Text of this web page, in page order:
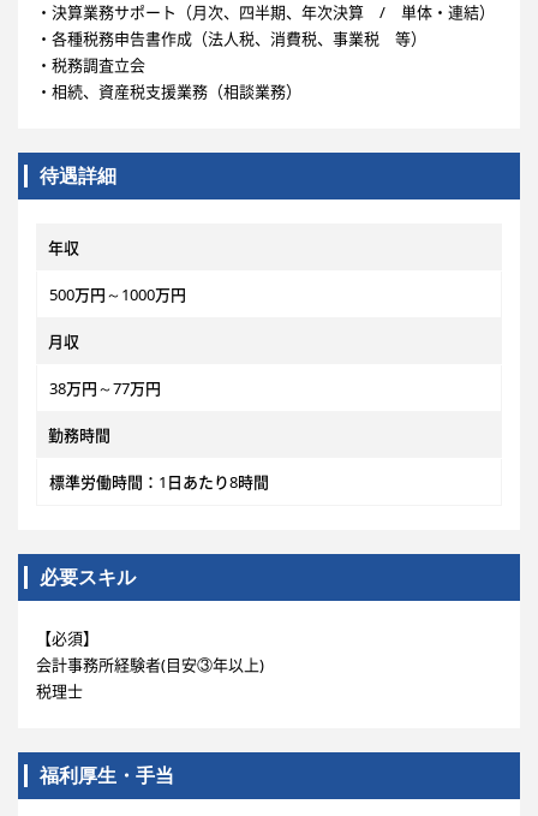
・決算業務サポート（月次、四半期、年次決算 / 単体・連結）
・各種税務申告書作成（法人税、消費税、事業税 等）
・税務調査立会
・相続、資産税支援業務（相談業務）
待遇詳細
年収
500万円～1000万円
月収
38万円～77万円
勤務時間
標準労働時間：1日あたり8時間
必要スキル
【必須】
会計事務所経験者(目安③年以上)
税理士
福利厚生・手当